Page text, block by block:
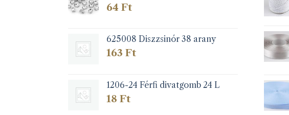
64 Ft
625008 Diszzsinór 38 arany
163 Ft
1206-24 Férfi divatgomb 24 L
18 Ft